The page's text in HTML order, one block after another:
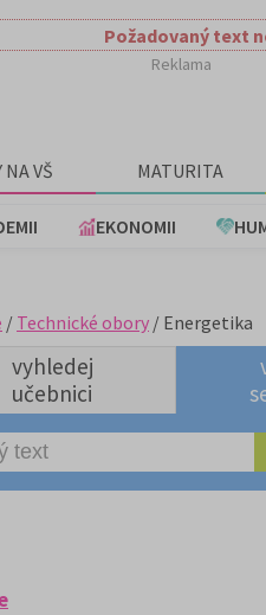
Požadovaný text
Reklama
VŠ MATURITA
EKONOMII
/ Technické obory / Energetika
vyhledej
učebnici